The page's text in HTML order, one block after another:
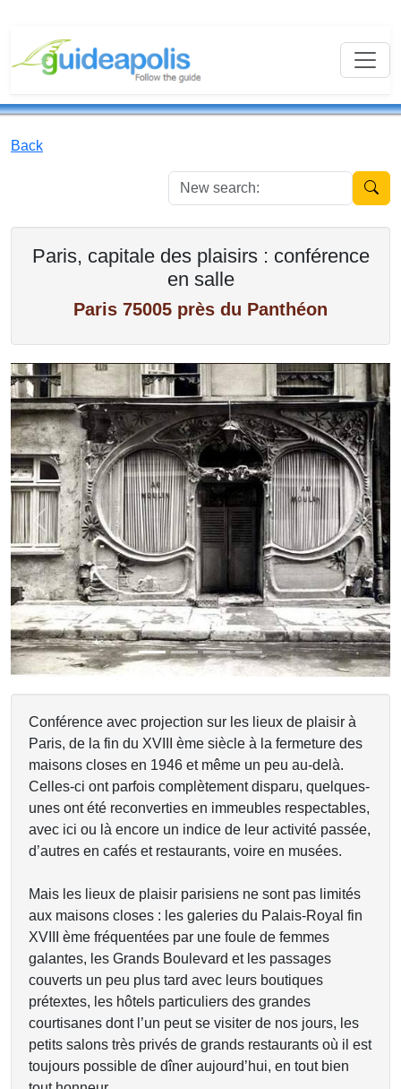
Back
New
Paris, capitale des plaisirs : conférence
en salle
Paris 75005 près du Panthéon
Previous Next
Conférence avec projection sur les lieux de plaisir à
Paris, de la fin du XVIII ème siècle à la fermeture des
maisons closes en 1946 et même un peu au-delà.
Celles-ci ont parfois complètement disparu, quelques-
unes ont été reconverties en immeubles respectables,
avec ici ou là encore un indice de leur activité passée,
d’autres en cafés et restaurants, voire en musées.
Mais les lieux de plaisir parisiens ne sont pas limités
aux maisons closes : les galeries du Palais-Royal fin
XVIII ème fréquentées par une foule de femmes
galantes, les Grands Boulevard et les passages
couverts un peu plus tard avec leurs boutiques
prétextes, les hôtels particuliers des grandes
courtisanes dont l’un peut se visiter de nos jours, les
petits salons très privés de grands restaurants où il est
toujours possible de dîner aujourd’hui, en tout bien